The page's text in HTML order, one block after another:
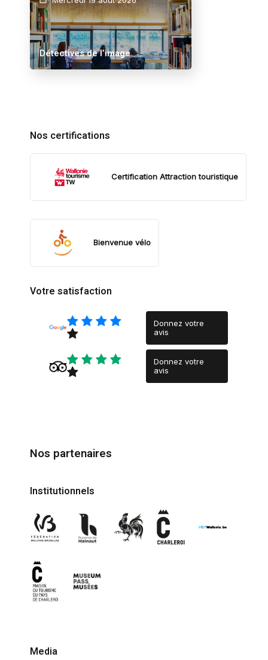
Détectives de l’image
Nos certifications
Certification Attraction touristique
Bienvenue vélo
Votre satisfaction
Donnez votre
avis
Donnez votre
avis
Nos partenaires
Institutionnels
Media